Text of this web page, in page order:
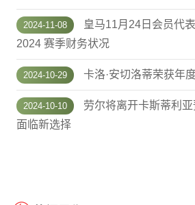
2024-11-08
皇马11月24日会员代
2024 赛季财务状况
2024-10-29 卡洛·安切洛蒂荣获年
2024-10-10
劳尔将离开卡斯蒂利
面临新选择